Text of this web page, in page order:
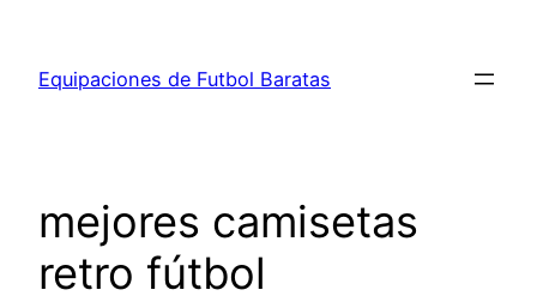
contenido
Equipaciones de Futbol Baratas
mejores camisetas
retro fútbol